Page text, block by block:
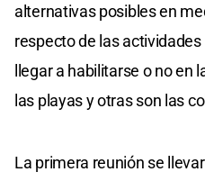
alternativas posibles en
respecto de las
llegar a habilitarse o no en
las playas y otras son las
La primera reunión se